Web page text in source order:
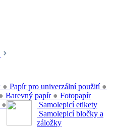
● Papír pro univerzální použití ●
Barevný papír ●
●
Fotopapír
Samolepicí etikety
Samolepicí bločky a
záložky